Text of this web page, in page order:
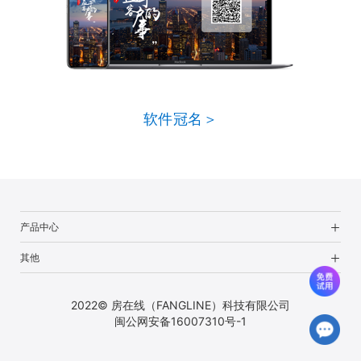
软件冠名＞
产品中心
其他
2022© 房在线（FANGLINE）科技有限公司
闽公网安备16007310号-1